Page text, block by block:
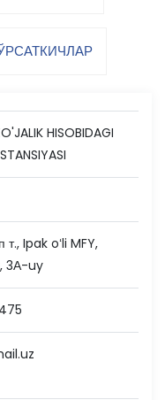
HISOBIDAGI
Ipak oʻli MFY,
3А-uy